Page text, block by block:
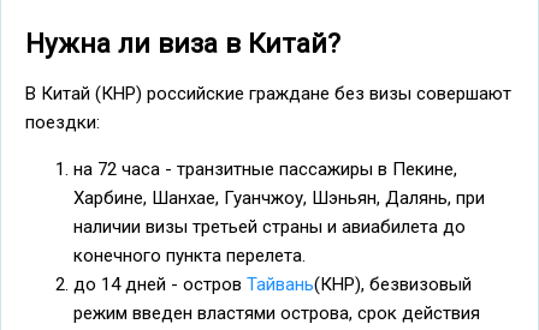
Нужна ли виза в Китай?
В Китай (КНР) российские граждане без визы совершают
поездки:
на 72 часа - транзитные пассажиры в Пекине,
Харбине, Шанхае, Гуанчжоу, Шэньян, Далянь, при
наличии визы третьей страны и авиабилета до
конечного пункта перелета.
до 14 дней - остров Тайвань(КНР), безвизовый
режим введен властями острова, срок действия